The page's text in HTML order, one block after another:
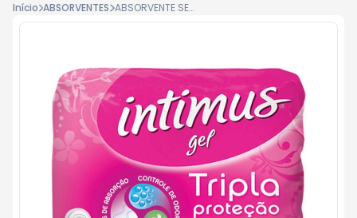
Início ABSORVENTES ABSORVENTE SEM ABAS INTIMUS GEL NORMAL COBERTURA SUAVE PACOTE COM 8 UNIDADES